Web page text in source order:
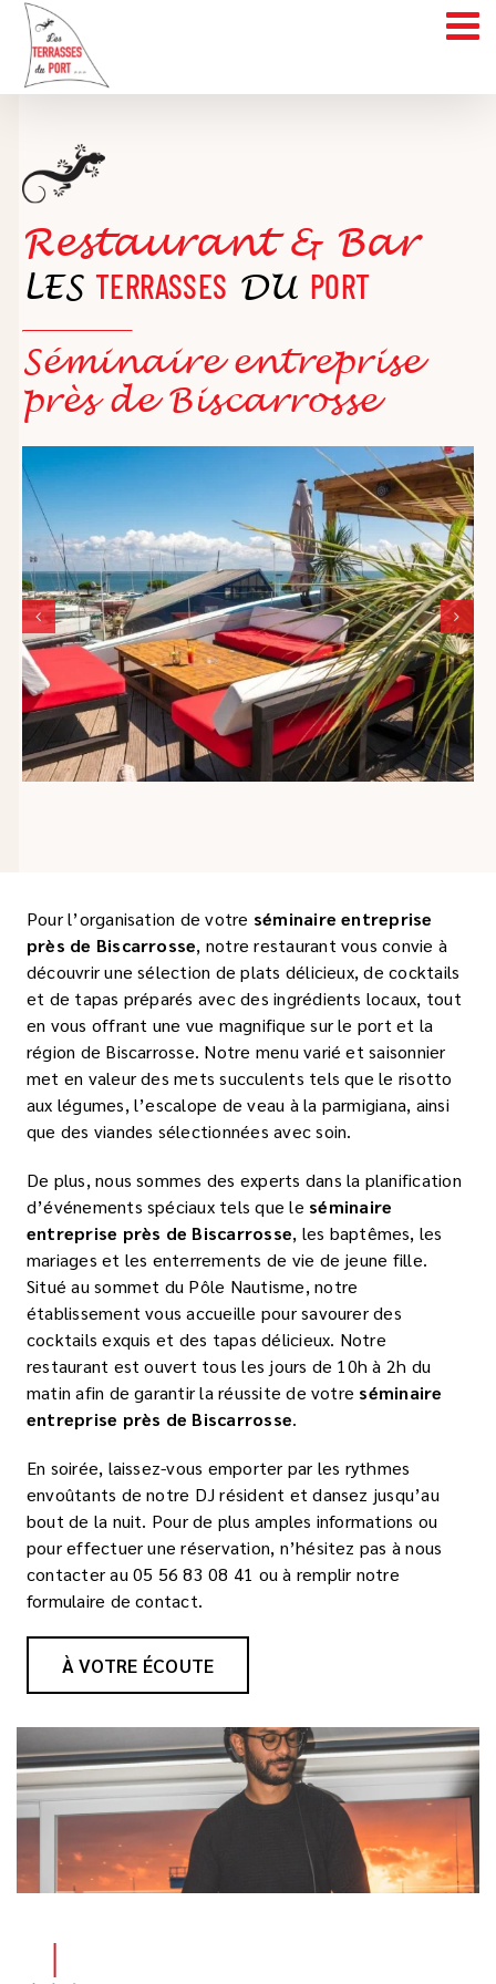
Skip
content
Restaurant & Bar
LES TERRASSES DU PORT
Séminaire entreprise
près de Biscarrosse
Pour l’organisation de votre séminaire entreprise
près de Biscarrosse, notre restaurant vous convie à
découvrir une sélection de plats délicieux, de cocktails
et de tapas préparés avec des ingrédients locaux, tout
en vous offrant une vue magnifique sur le port et la
région de Biscarrosse. Notre menu varié et saisonnier
met en valeur des mets succulents tels que le risotto
aux légumes, l’escalope de veau à la parmigiana, ainsi
que des viandes sélectionnées avec soin.
De plus, nous sommes des experts dans la planification
d’événements spéciaux tels que le séminaire
entreprise près de Biscarrosse, les baptêmes, les
mariages et les enterrements de vie de jeune fille.
Situé au sommet du Pôle Nautisme, notre
établissement vous accueille pour savourer des
cocktails exquis et des tapas délicieux. Notre
restaurant est ouvert tous les jours de 10h à 2h du
matin afin de garantir la réussite de votre séminaire
entreprise près de Biscarrosse.
En soirée, laissez-vous emporter par les rythmes
envoûtants de notre DJ résident et dansez jusqu’au
bout de la nuit. Pour de plus amples informations ou
pour effectuer une réservation, n’hésitez pas à nous
contacter au 05 56 83 08 41 ou à remplir notre
formulaire de contact.
À VOTRE ÉCOUTE